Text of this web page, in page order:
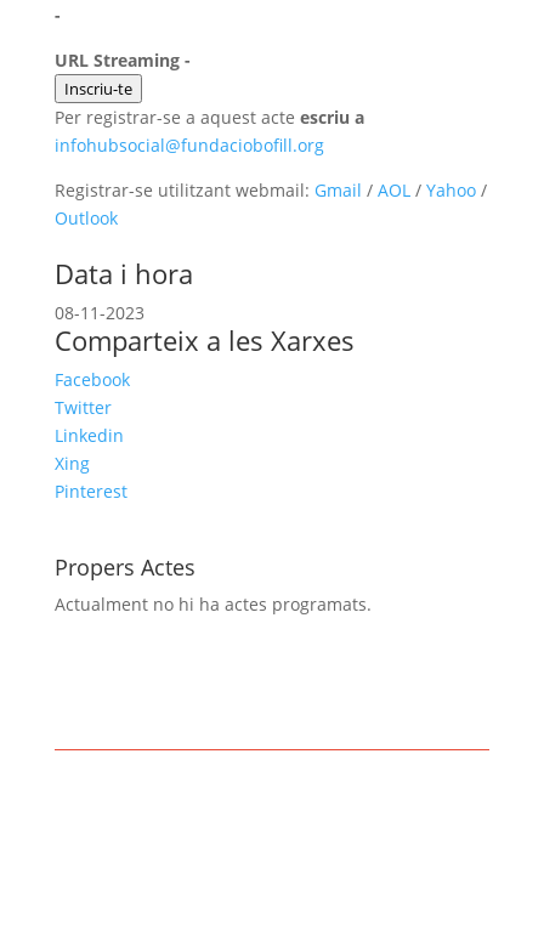
-
URL Streaming -
Inscriu-te
Per registrar-se a aquest acte escriu a
infohubsocial@fundaciobofill.org
Registrar-se utilitzant webmail: Gmail / AOL / Yahoo /
Outlook
Data i hora
08-11-2023
Comparteix a les Xarxes
Facebook
Twitter
Linkedin
Xing
Pinterest
Propers Actes
Actualment no hi ha actes programats.